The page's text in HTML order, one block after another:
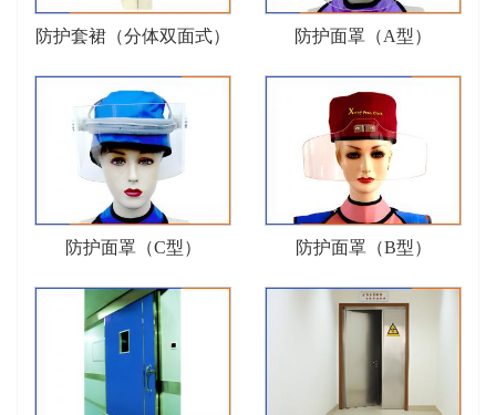
防护套裙（分体双面式） 防护面罩（A型）
防护面罩（C型） 防护面罩（B型）